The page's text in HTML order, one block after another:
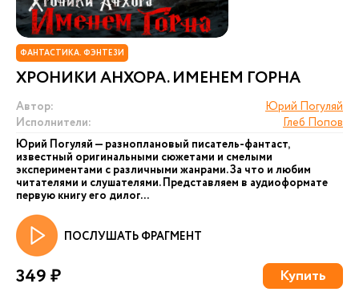
ФАНТАСТИКА. ФЭНТЕЗИ
ХРОНИКИ АНХОРА. ИМЕНЕМ ГОРНА
Автор:
Юрий Погуляй
Исполнители:
Глеб Попов
Юрий Погуляй — разноплановый писатель-фантаст,
известный оригинальными сюжетами и смелыми
экспериментами с различными жанрами. За что и любим
читателями и слушателями. Представляем в аудиоформате
первую книгу его дилог...
ПОСЛУШАТЬ ФРАГМЕНТ
349 ₽ Купить